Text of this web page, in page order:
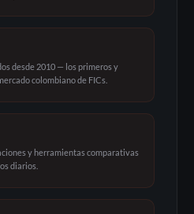
desde 2010 — los primeros y
colombiano de FICs.
y herramientas comparativas
diarios.